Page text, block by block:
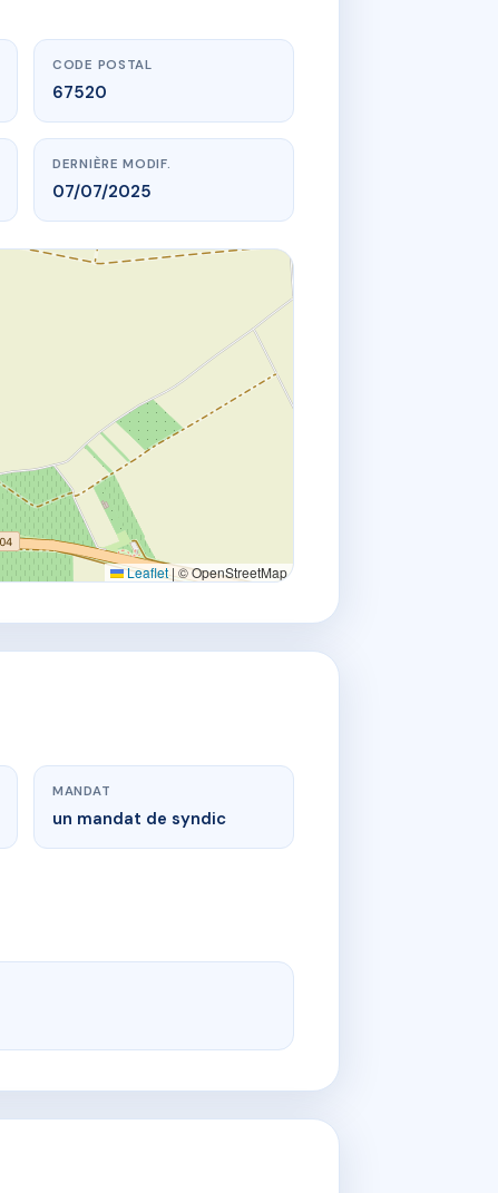
CODE POSTAL
67520
DERNIÈRE MODIF.
07/07/2025
Leaflet |© OpenStreetMap
MANDAT
un mandat de syndic